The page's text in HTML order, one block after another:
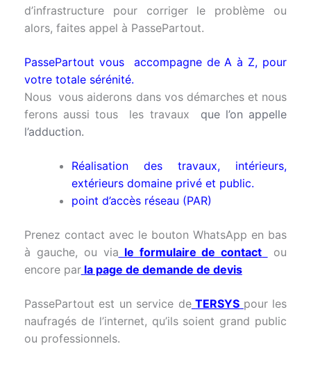
d’infrastructure pour corriger le problème ou
alors, faites appel à PassePartout.
PassePartout vous accompagne de A à Z, pour
votre totale sérénité.
Nous vous aiderons dans vos démarches et nous
ferons aussi tous les travaux
que l’on appelle
l’adduction.
Réalisation des travaux, intérieurs,
extérieurs domaine privé et public.
point d’accès réseau (PAR)
Prenez contact avec le bouton WhatsApp en bas
à gauche, ou via le formulaire de contact
ou
encore par la page de demande de devis
PassePartout est un service de TERSYS pour les
naufragés de l’internet, qu’ils soient grand public
ou professionnels.